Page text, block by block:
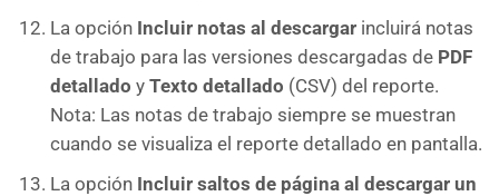
La opción Incluir notas al descargar incluirá notas
de trabajo para las versiones descargadas de PDF
detallado y Texto detallado (CSV) del reporte.
Nota: Las notas de trabajo siempre se muestran
cuando se visualiza el reporte detallado en pantalla.
La opción Incluir saltos de página al descargar un